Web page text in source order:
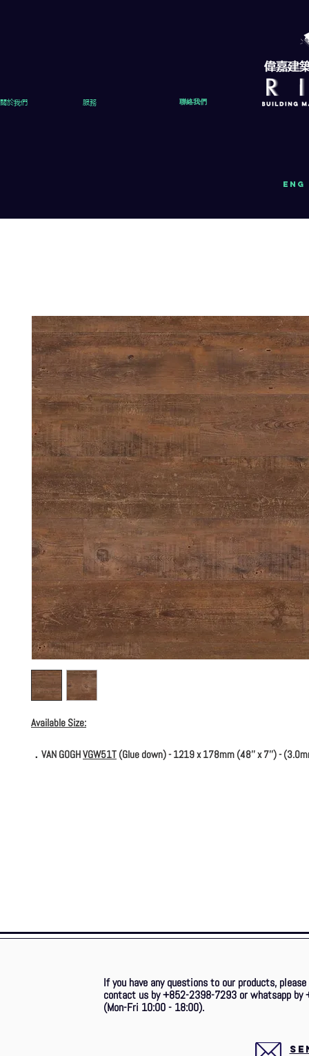
關於我們 服務 聯絡我們
eng
Available Size:
．VAN GOGHVGW51T (Glue down) - 1219 x 178mm (48'' x 7'') -
If you have any questions to our products,
contact us by +852-2398-7293 or whatsapp by
(Mon-Fri 10:00 - 18:00).